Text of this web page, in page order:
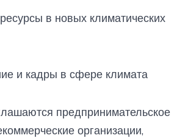
в новых климатических
и кадры в сфере климата
предпринимательское
организации,